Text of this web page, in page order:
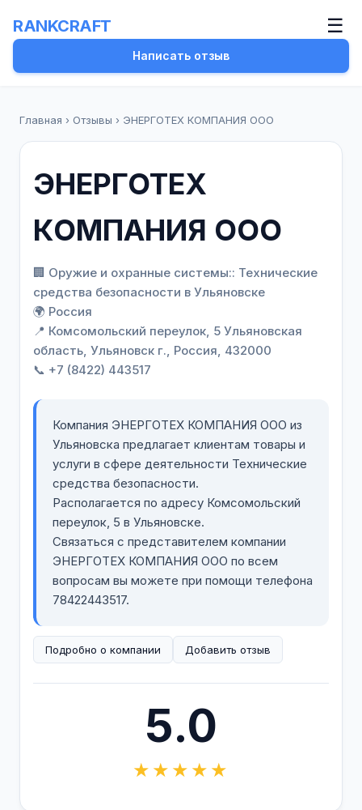
RANKCRAFT ☰
Написать отзыв
Главная › Отзывы › ЭНЕРГОТЕХ КОМПАНИЯ ООО
ЭНЕРГОТЕХ
КОМПАНИЯ ООО
🏢 Оружие и охранные системы:: Технические
средства безопасности в Ульяновске
🌍 Россия
📍 Комсомольский переулок, 5 Ульяновская
область, Ульяновск г., Россия, 432000
📞 +7 (8422) 443517
Компания ЭНЕРГОТЕХ КОМПАНИЯ ООО из
Ульяновска предлагает клиентам товары и
услуги в сфере деятельности Технические
средства безопасности.
Располагается по адресу Комсомольский
переулок, 5 в Ульяновске.
Связаться с представителем компании
ЭНЕРГОТЕХ КОМПАНИЯ ООО по всем
вопросам вы можете при помощи телефона
78422443517.
Подробно о компании Добавить отзыв
5.0
★★★★★